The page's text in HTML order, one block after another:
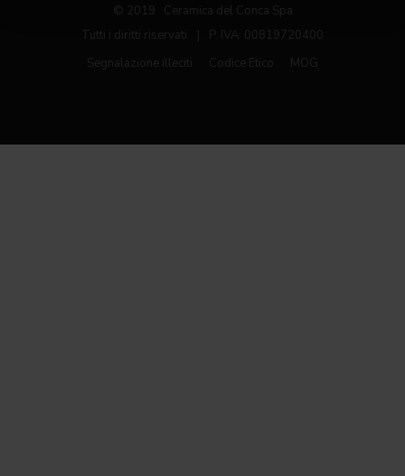
© 2019 Ceramica del Conca Spa
Tutti i diritti riservati
|
P. IVA 00819720400
Segnalazione illeciti
Codice Etico MOG